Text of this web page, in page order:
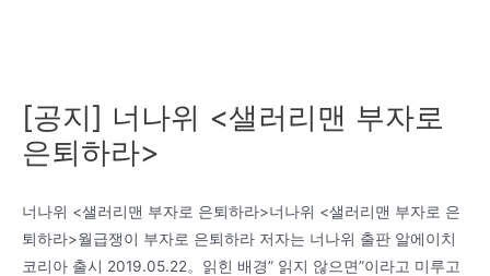
[공지] 너나위 <샐러리맨 부자로
은퇴하라>
너나위 <샐러리맨 부자로 은퇴하라>너나위 <샐러리맨 부자로 은
퇴하라>월급쟁이 부자로 은퇴하라 저자는 너나위 출판 알에이치
코리아 출시 2019.05.22。읽힌 배경” 읽지 않으면”이라고 미루고